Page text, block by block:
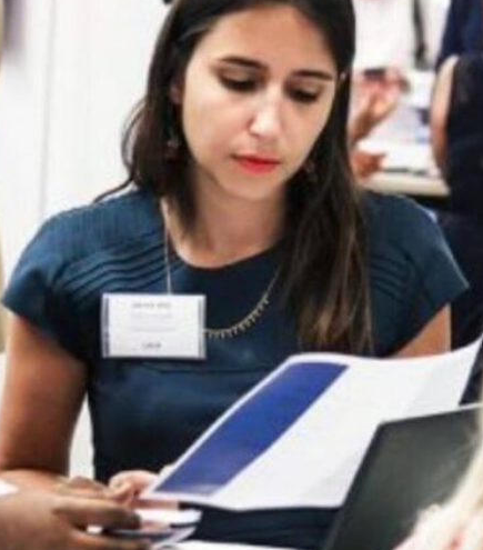
Info Du Net
S’abonner pour plus de contenus
Mon compte
Plan du site
Afrique
Amériques
Europe
Asie